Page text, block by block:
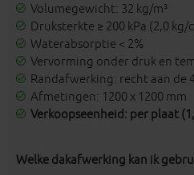
Volumegewicht: 32 kg/m³
Druksterkte ≥ 200 kPa (2,0 kg/
Waterabsorptie < 2%
Vervorming onder druk en
Randafwerking: recht aan de
Afmetingen: 1200 x 1200 mm
Verkoopseenheid: per plaat
Welke dakafwerking kan ik